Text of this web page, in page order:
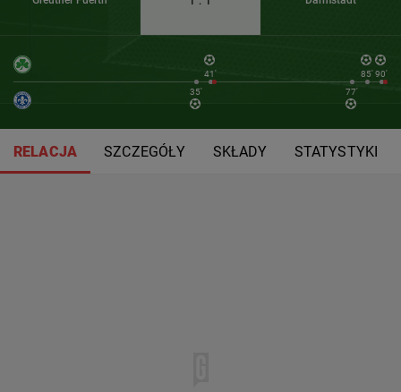
41'
35'
85' 90'
77'
RELACJA SZCZEGÓŁY SKŁADY STATYSTYKI